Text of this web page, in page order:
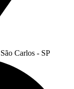
Carlos - SP